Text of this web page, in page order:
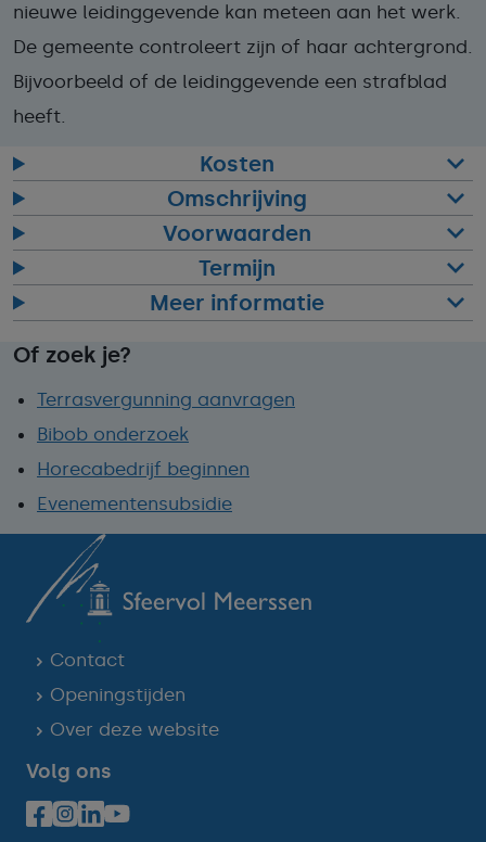
nieuwe leidinggevende kan meteen aan het werk.
De gemeente controleert zijn of haar achtergrond.
Bijvoorbeeld of de leidinggevende een strafblad
heeft.
Kosten
Omschrijving
Voorwaarden
Termijn
Meer informatie
Of zoek je?
Terrasvergunning aanvragen
Bibob onderzoek
Horecabedrijf beginnen
Evenementensubsidie
Contact
Openingstijden
Over deze website
Volg ons